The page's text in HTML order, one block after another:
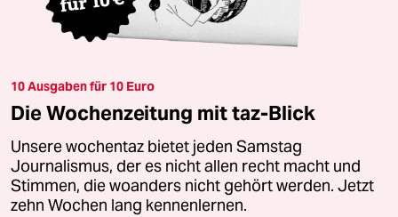
10 Ausgaben für 10 Euro
Die Wochenzeitung mit taz-Blick
Unsere wochentaz bietet jeden Samstag
Journalismus, der es nicht allen recht macht und
Stimmen, die woanders nicht gehört werden. Jetzt
zehn Wochen lang kennenlernen.